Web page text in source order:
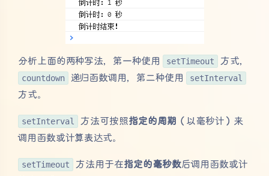
分析上面的两种写法，第一种使用 setTimeout 方式，
countdown 递归函数调用，第二种使用 setInterval
方式。
setInterval 方法可按照指定的周期 （以毫秒计）来
调用函数或计算表达式。
setTimeout 方法用于在指定的毫秒数后调用函数或计